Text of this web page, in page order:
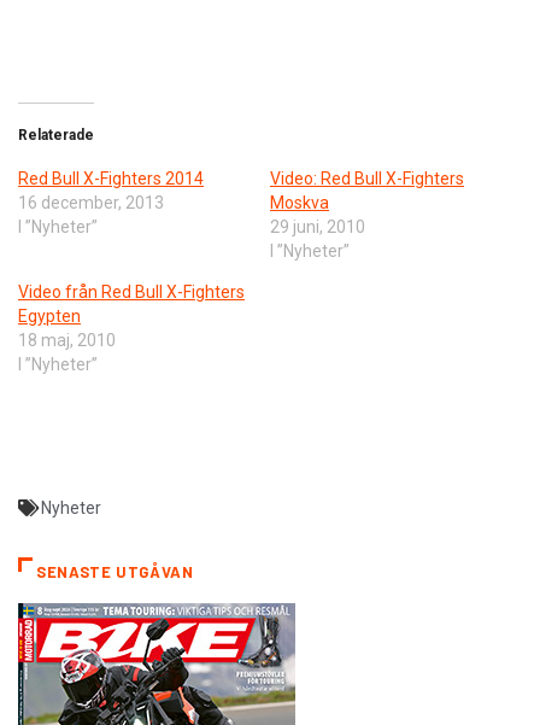
Relaterade
Red Bull X-Fighters 2014
16 december, 2013
I ”Nyheter”
Video: Red Bull X-Fighters
Moskva
29 juni, 2010
I ”Nyheter”
Video från Red Bull X-Fighters
Egypten
18 maj, 2010
I ”Nyheter”
Nyheter
SENASTE UTGÅVAN